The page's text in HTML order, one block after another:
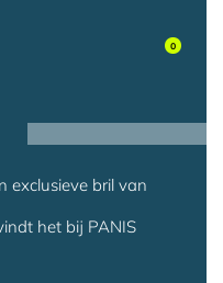
0
exclusieve bril van
het bij PANIS